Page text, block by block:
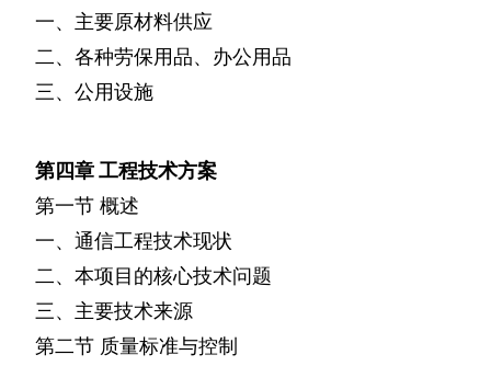
一、主要原材料供应
二、各种劳保用品、办公用品
三、公用设施
第四章工程技术方案
第一节 概述
一、通信工程技术现状
二、本项目的核心技术问题
三、主要技术来源
第二节 质量标准与控制